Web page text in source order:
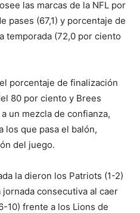
las marcas de la NFL por
pases (67,1) y porcentaje de
temporada (72,0 por ciento
porcentaje de finalización
80 por ciento y Brees
un mezcla de confianza,
los que pasa el balón,
del juego.
la dieron los Patriots (1-2)
consecutiva al caer
10) frente a los Lions de